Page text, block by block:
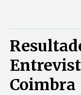
Coimbra